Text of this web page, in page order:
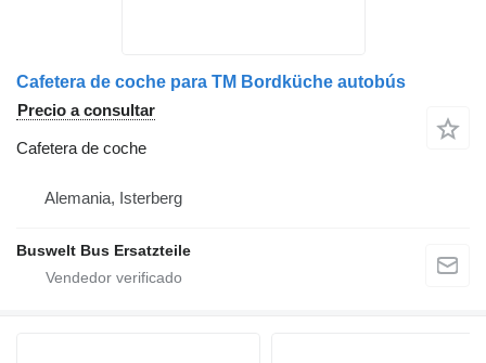
Cafetera de coche para TM Bordküche autobús
Precio a consultar
Cafetera de coche
Alemania, Isterberg
Buswelt Bus Ersatzteile